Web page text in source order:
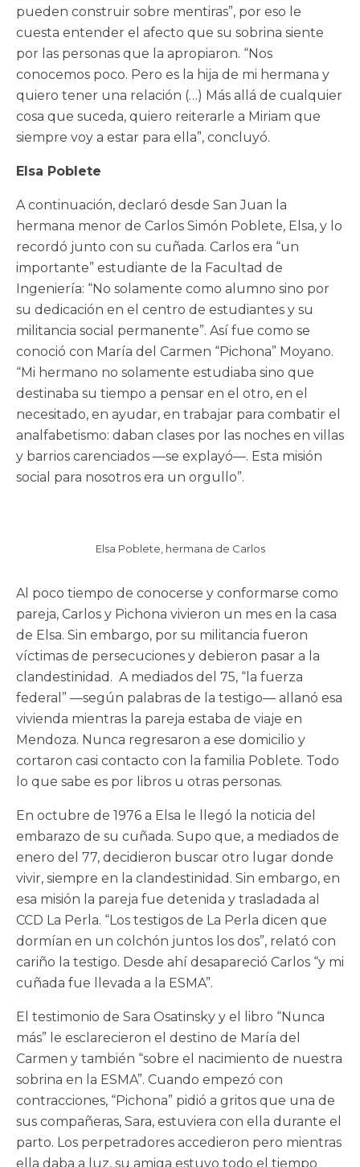
pueden construir sobre mentiras”, por eso le
cuesta entender el afecto que su sobrina siente
por las personas que la apropiaron. “Nos
conocemos poco. Pero es la hija de mi hermana y
quiero tener una relación (…) Más allá de cualquier
cosa que suceda, quiero reiterarle a Miriam que
siempre voy a estar para ella”, concluyó.
Elsa Poblete
A continuación, declaró desde San Juan la
hermana menor de Carlos Simón Poblete, Elsa, y lo
recordó junto con su cuñada. Carlos era “un
importante” estudiante de la Facultad de
Ingeniería: “No solamente como alumno sino por
su dedicación en el centro de estudiantes y su
militancia social permanente”. Así fue como se
conoció con María del Carmen “Pichona” Moyano.
“Mi hermano no solamente estudiaba sino que
destinaba su tiempo a pensar en el otro, en el
necesitado, en ayudar, en trabajar para combatir el
analfabetismo: daban clases por las noches en villas
y barrios carenciados —se explayó—. Esta misión
social para nosotros era un orgullo”.
Elsa Poblete, hermana de Carlos
Al poco tiempo de conocerse y conformarse como
pareja, Carlos y Pichona vivieron un mes en la casa
de Elsa. Sin embargo, por su militancia fueron
víctimas de persecuciones y debieron pasar a la
clandestinidad. A mediados del 75, “la fuerza
federal” —según palabras de la testigo— allanó esa
vivienda mientras la pareja estaba de viaje en
Mendoza. Nunca regresaron a ese domicilio y
cortaron casi contacto con la familia Poblete. Todo
lo que sabe es por libros u otras personas.
En octubre de 1976 a Elsa le llegó la noticia del
embarazo de su cuñada. Supo que, a mediados de
enero del 77, decidieron buscar otro lugar donde
vivir, siempre en la clandestinidad. Sin embargo, en
esa misión la pareja fue detenida y trasladada al
CCD La Perla. “Los testigos de La Perla dicen que
dormían en un colchón juntos los dos”, relató con
cariño la testigo. Desde ahí desapareció Carlos “y mi
cuñada fue llevada a la ESMA”.
El testimonio de Sara Osatinsky y el libro “Nunca
más” le esclarecieron el destino de María del
Carmen y también “sobre el nacimiento de nuestra
sobrina en la ESMA”. Cuando empezó con
contracciones, “Pichona” pidió a gritos que una de
sus compañeras, Sara, estuviera con ella durante el
parto. Los perpetradores accedieron pero mientras
ella daba a luz, su amiga estuvo todo el tiempo